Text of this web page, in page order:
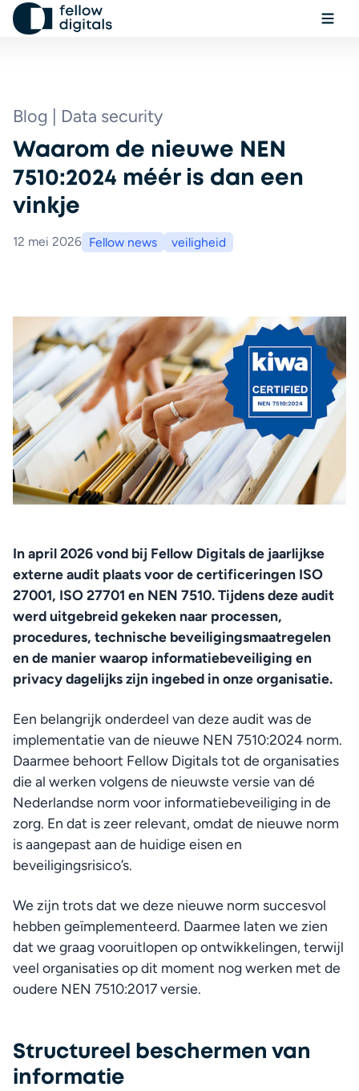
Ga naar de inhoud
Boek een demo
Waarom de nieuwe NEN
7510:2024 méér is dan een
vinkje
Blog | Data security
12 mei 2026 Fellow news veiligheid
In april 2026 vond bij Fellow Digitals de jaarlijkse
externe audit plaats voor de certificeringen ISO
27001, ISO 27701 en NEN 7510. Tijdens deze audit
werd uitgebreid gekeken naar processen,
procedures, technische beveiligingsmaatregelen
en de manier waarop informatiebeveiliging en
privacy dagelijks zijn ingebed in onze organisatie.
Een belangrijk onderdeel van deze audit was de
implementatie van de nieuwe NEN 7510:2024 norm.
Daarmee behoort Fellow Digitals tot de organisaties
die al werken volgens de nieuwste versie van dé
Nederlandse norm voor informatiebeveiliging in de
zorg. En dat is zeer relevant, omdat de nieuwe norm
is aangepast aan de huidige eisen en
beveiligingsrisico’s.
We zijn trots dat we deze nieuwe norm succesvol
hebben geïmplementeerd. Daarmee laten we zien
dat we graag vooruitlopen op ontwikkelingen, terwijl
veel organisaties op dit moment nog werken met de
oudere NEN 7510:2017 versie.
Structureel beschermen van
informatie